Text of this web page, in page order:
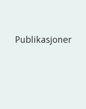
Publikasjoner